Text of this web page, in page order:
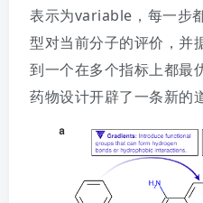
表示为variable，每一步
型对当前分子的评价，并
到一个在多个指标上都最
药物设计开辟了一条新的